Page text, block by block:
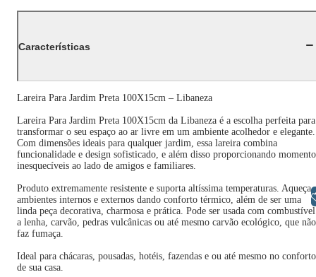
Características
Lareira Para Jardim Preta 100X15cm – Libaneza
Lareira Para Jardim Preta 100X15cm da Libaneza é a escolha perfeita para
transformar o seu espaço ao ar livre em um ambiente acolhedor e elegante.
Com dimensões ideais para qualquer jardim, essa lareira combina
funcionalidade e design sofisticado, e além disso proporcionando
inesquecíveis ao lado de amigos e familiares.
Produto extremamente resistente e suporta altíssima temperaturas. Aqueça
ambientes internos e externos dando conforto térmico, além de ser uma
linda peça decorativa, charmosa e prática. Pode ser usada com combustível
a lenha, carvão, pedras vulcânicas ou até mesmo carvão ecológico, que não
faz fumaça.
Ideal para chácaras, pousadas, hotéis, fazendas e ou até mesmo no conforto
de sua casa.
Libras